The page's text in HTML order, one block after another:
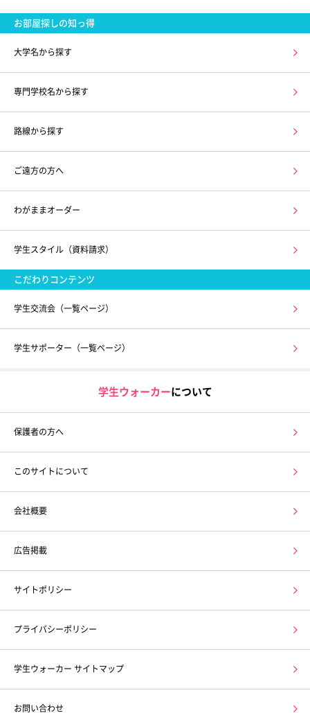
お部屋探しの知っ得
大学名から探す
専門学校名から探す
路線から探す
ご遠方の方へ
わがままオーダー
学生スタイル（資料請求）
こだわりコンテンツ
学生交流会（一覧ページ）
学生サポーター（一覧ページ）
学生ウォーカーについて
保護者の方へ
このサイトについて
会社概要
広告掲載
サイトポリシー
プライバシーポリシー
学生ウォーカー サイトマップ
お問い合わせ